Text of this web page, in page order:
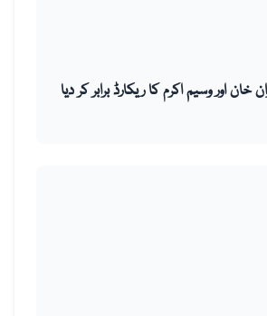
خان اور وسیم اکرم کا ریکارڈ برابر کر دیا